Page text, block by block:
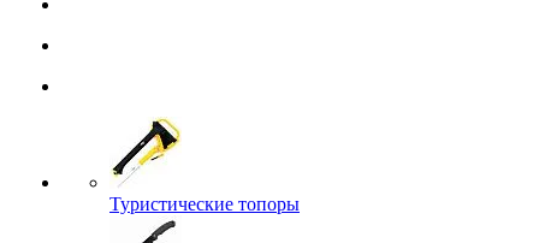
Туристические топоры